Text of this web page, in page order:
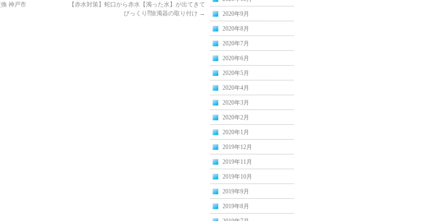
神戸市
【赤水対策】蛇口から赤水【濁った水】が出てきて
びっくり⁉除濁器の取り付け → 2020年9月
2020年8月
2020年7月
2020年6月
2020年5月
2020年4月
2020年3月
2020年2月
2020年1月
2019年12月
2019年11月
2019年10月
2019年9月
2019年8月